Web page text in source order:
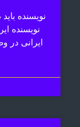
نویسنده
نویسنده
ایرانی در